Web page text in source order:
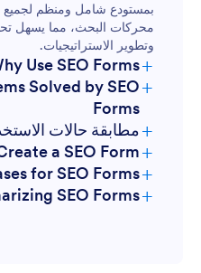
بمستودع شامل ومنظم لجميع
محركات البحث، مما يسهل
وتطوير الاستراتيجيات.
+
Use SEO Forms?
+
Solved by SEO
Forms
+مطابقة حالات
+
a SEO Form
+
for SEO Forms
+
SEO Forms